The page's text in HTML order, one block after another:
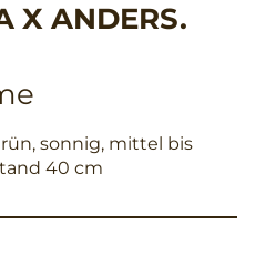
X ANDERS.
sonnig, mittel bis
40 cm